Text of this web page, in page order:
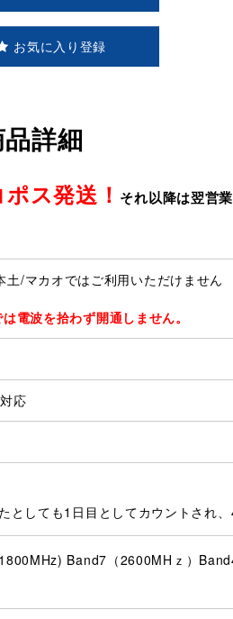
お気に入り登録
詳細
ス発送！ それ以降は翌営
/マカオではご利用いただけません
電波を拾わず開通しません。
応
としても1日目としてカウントされ
Band7（2600MHｚ）